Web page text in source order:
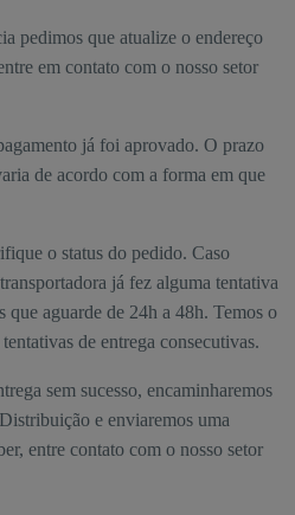
pedimos que atualize o endereço
em contato com o nosso setor
já foi aprovado. O prazo
de acordo com a forma em que
o status do pedido. Caso
já fez alguma tentativa
que aguarde de 24h a 48h. Temos o
de entrega consecutivas.
sem sucesso, encaminharemos
e enviaremos uma
entre contato com o nosso setor